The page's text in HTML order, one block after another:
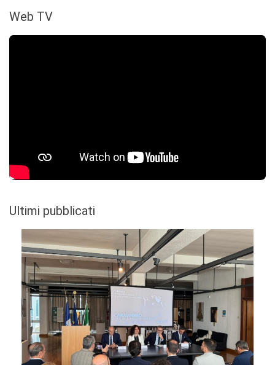
Web TV
Ultimi pubblicati